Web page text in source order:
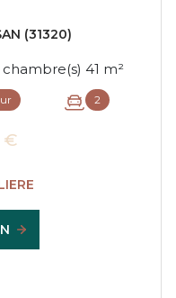
(31320)
Appartement 2 pièce(s) 1 chambre(s) 41 m²
2
€